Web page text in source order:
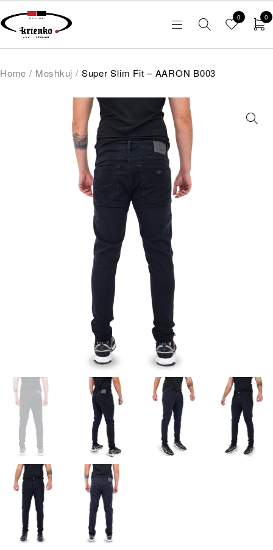
0 0
Home / Meshkuj / Super Slim Fit – AARON B003